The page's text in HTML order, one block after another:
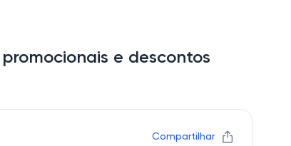
e descontos
Compartilhar